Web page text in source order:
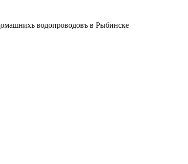
водопроводовъ в Рыбинске